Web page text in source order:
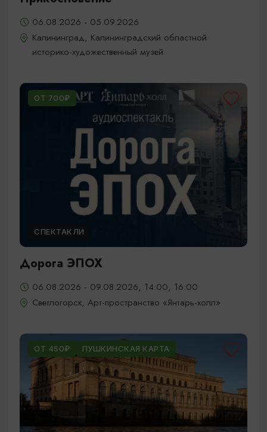
06.08.2026 - 05.09.2026
Калининград, Калининградский областной
историко-художественный музей
ОТ 700₽
СПЕКТАКЛИ
Дорога ЭПОХ
06.08.2026 - 09.08.2026, 14:00, 16:00
Светлогорск, Арт-пространство «Янтарь-холл»
ОТ 450₽ ПУШКИНСКАЯ КАРТА